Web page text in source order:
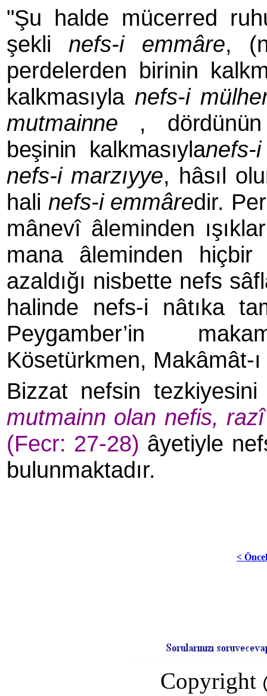
"Şu halde mücerred
şekli nefs-i emmâre,
perdelerden birinin
kalkmasıyla nefs-i
mutmainne
,
beşinin kalkmasıylanefs-
nefs-i marzıyye, hâsıl
hali nefs-i emmâredir.
mânevî âleminden
mana âleminden hiçbir
azaldığı nisbette nefs
halinde nefs-i nâtıka
Peygamber’in
Kösetürkmen, Makâmât-
Bizzat nefsin
mutmain­n olan nefis,
(Fecr: 27-28) âyetiyle
bulunmaktadır.
<
Copyright